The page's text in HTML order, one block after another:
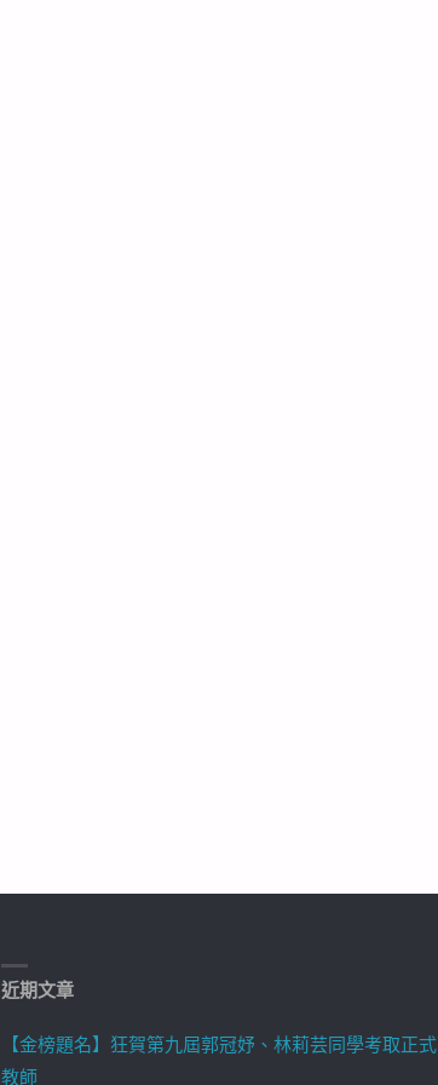
近期文章
【金榜題名】狂賀第九屆郭冠妤、林莉芸同學考取正式
教師